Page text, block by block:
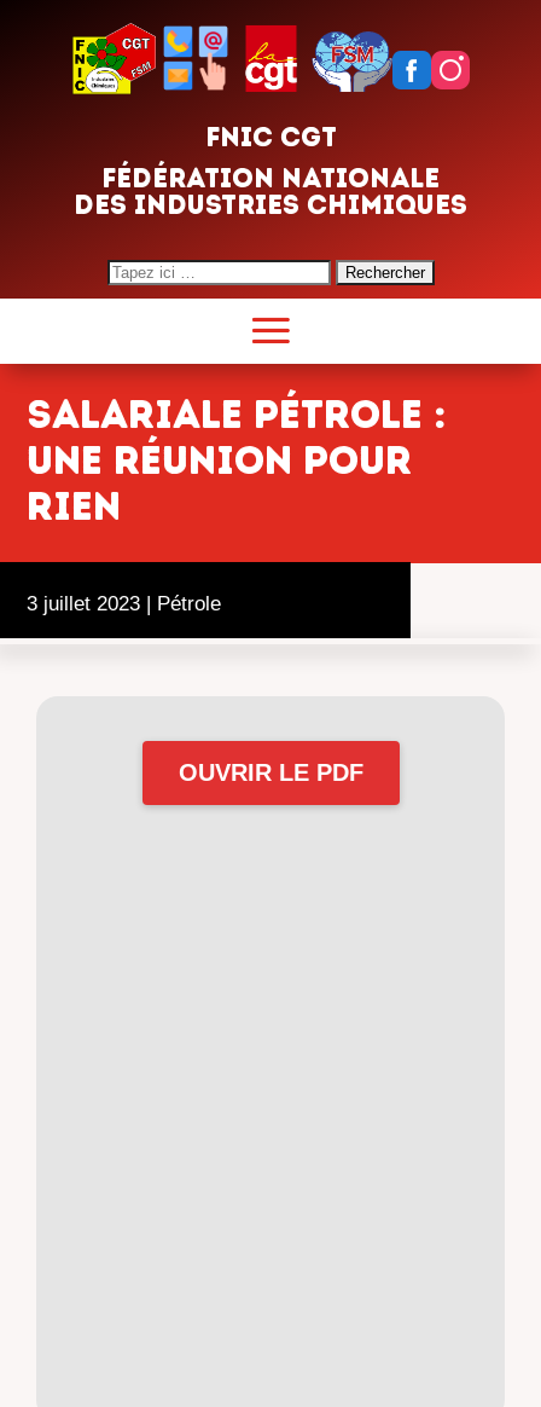
FNIC CGT
FÉDÉRATION NATIONALE
DES INDUSTRIES CHIMIQUES
Search
for:
Salariale pétrole :
une réunion pour
rien
3 juillet 2023 | Pétrole
OUVRIR LE PDF